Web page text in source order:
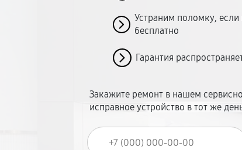
Устраним поломку, если
бесплатно
Гарантия
Закажите ремонт в нашем
исправное устройство в тот же